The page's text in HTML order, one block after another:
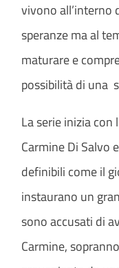
vivono all’interno
speranze ma al
maturare e
possibilità di una
La serie inizia con
Carmine Di Salvo
definibili come il
instaurano un
sono accusati di
Carmine,